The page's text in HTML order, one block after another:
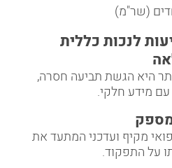
(שר"מ)
לנכות כללית
היא הגשת תביעה חסרה,
מידע חלקי.
מספק
מקיף ועדכני המתעד את
על התפקוד.